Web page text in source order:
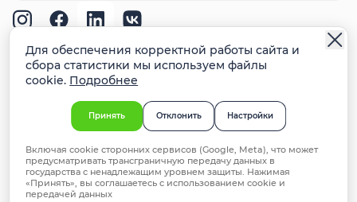
© 2026 ООО "ВИГО Финанс". УНП 192981714,
Минск, ул. Мстиславца 24, офис 172
Политика обработки
персональных данных
Политика файлов cookie
Настройки cookie
Ответственное раскрытие
информации о недостатках систем
безопасности
Для обеспечения корректной работы сайта и
сбора статистики мы используем файлы
cookie. Подробнее
Принять Отклонить Настройки
Включая cookie сторонних сервисов (Google, Meta), что может
предусматривать трансграничную передачу данных в
государства с ненадлежащим уровнем защиты. Нажимая
«Принять», вы соглашаетесь с использованием cookie и
передачей данных